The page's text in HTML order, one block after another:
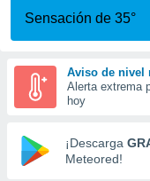
calidad.
a este
las
y
forma
digital
basada
Sensación de 35°
Aviso de nivel
Alerta extrema
hoy
¡Descarga
Meteored!